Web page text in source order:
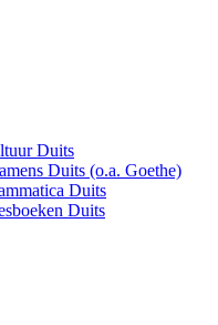
Duits
Duits (o.a. Goethe)
Duits
Duits